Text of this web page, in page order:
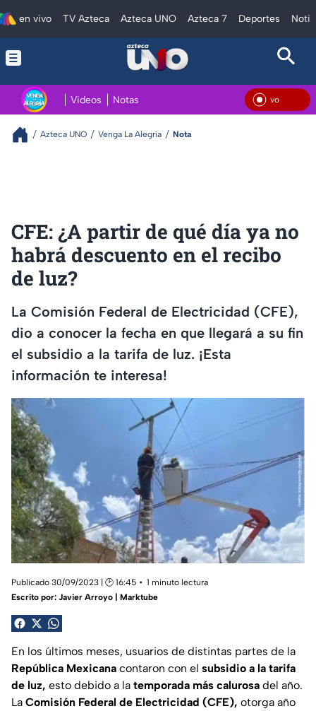
en vivo TV Azteca Azteca UNO Azteca 7 Deportes
Videos Notas En
Azteca UNO Venga La Alegría Nota
CFE: ¿A partir de qué día ya no
habrá descuento en el recibo
de luz?
La Comisión Federal de Electricidad (CFE),
dio a conocer la fecha en que llegará a su fin
el subsidio a la tarifa de luz. ¡Esta
información te interesa!
Publicado 30/09/2023 | 🕑 16:45
1 minuto lectura
Escrito por: Javier Arroyo | Marktube
En los últimos meses, usuarios de distintas partes de la
República Mexicana contaron con el subsidio a la tarifa
de luz, esto debido a la temporada más calurosa del año.
La Comisión Federal de Electricidad (CFE), otorga año